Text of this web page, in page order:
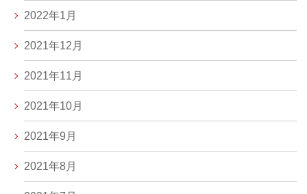
2022年1月
2021年12月
2021年11月
2021年10月
2021年9月
2021年8月